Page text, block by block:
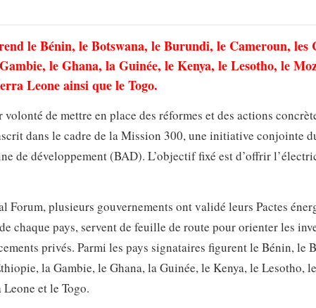
le Bénin, le Botswana, le Burundi, le Cameroun, les
le Ghana, la Guinée, le Kenya, le Lesotho, le
Leone ainsi que le Togo.
de mettre en place des réformes et des actions
dans le cadre de la Mission 300, une initiative conjointe
de développement (BAD). L’objectif fixé est d’offrir
plusieurs gouvernements ont validé leurs Pactes
chaque pays, servent de feuille de route pour orienter les
privés. Parmi les pays signataires figurent le Bénin, le
la Gambie, le Ghana, la Guinée, le Kenya, le Lesotho,
et le Togo.